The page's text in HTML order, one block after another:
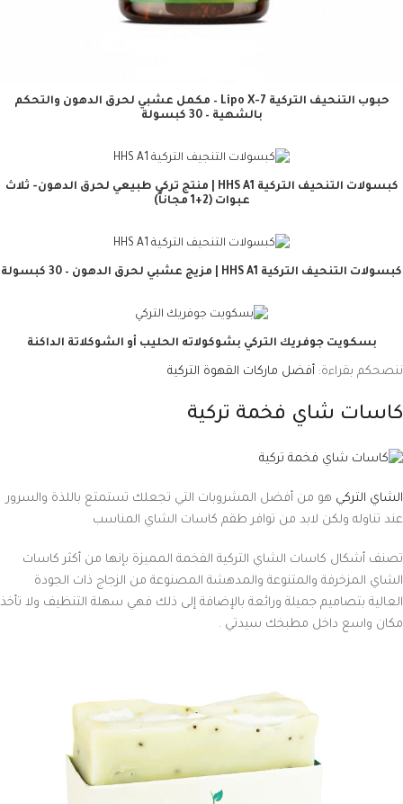
حبوب التنحيف التركية Lipo X-7 – مكمل عشبي لحرق الدهون والتحكم
بالشهية – 30 كبسولة
كبسولات التنحيف التركية HHS A1 | منتج تركي طبيعي لحرق الدهون- ثلاث
عبوات (2+1 مجاناً)
كبسولات التنحيف التركية HHS A1 | مزيج عشبي لحرق الدهون – 30 كبسولة
بسكويت جوفريك التركي بشوكولاته الحليب أو الشوكلاتة الداكنة
ننصحكم بقراءة: أفضل ماركات القهوة التركية
كاسات شاي فخمة تركية
الشاي التركي هو من أفضل المشروبات التي تجعلك تستمتع باللذة والسرور
عند تناوله ولكن لابد من توافر طقم كاسات الشاي المناسب
تصنف أشكال كاسات الشاي التركية الفخمة المميزة بإنها من أكثر كاسات
الشاي المزخرفة والمتنوعة والمدهشة المصنوعة من الزجاج ذات الجودة
العالية بتصاميم جميلة ورائعة بالإضافة إلى ذلك فهي سهلة التنظيف ولا تأخذ
مكان واسع داخل مطبخك سيدتي .